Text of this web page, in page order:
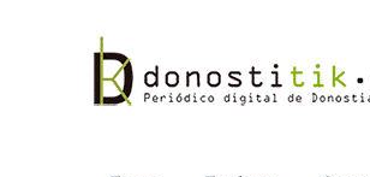
contenido